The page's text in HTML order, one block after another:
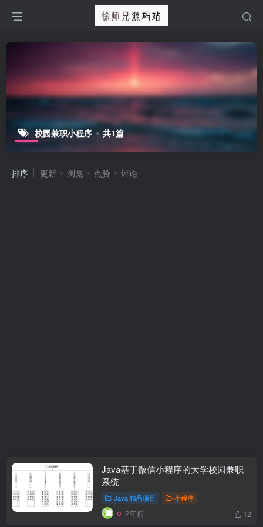
校园兼职小程序 共1篇
排序 更新 浏览 点赞 评论
Java基于微信小程序的大学校园兼职
系统
Java 精品项目 小程序
2年前 12